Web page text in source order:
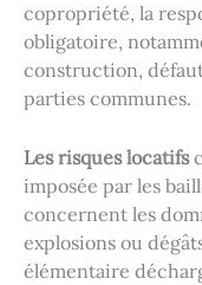
copropriété, la
obligatoire,
construction,
parties communes.
Les risques locatifs
imposée par les
concernent les
explosions ou
élémentaire